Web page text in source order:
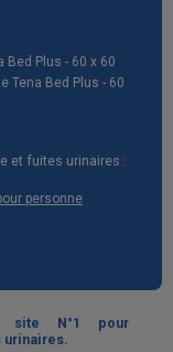
Bed Plus - 60 x 60
Tena Bed Plus - 60
et fuites urinaires :
personne
site N°1 pour
urinaires.